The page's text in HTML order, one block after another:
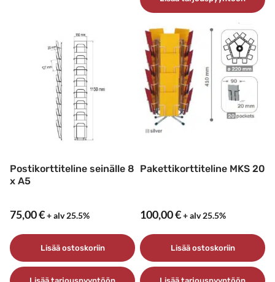
muunnelma.
Postikorttiteline seinälle 8
x A5
75,00€+ alv 25.5%
Lisää ostoskoriin
Pakettikorttiteline MKS 20
100,00€+ alv 25.5%
Lisää ostoskoriin